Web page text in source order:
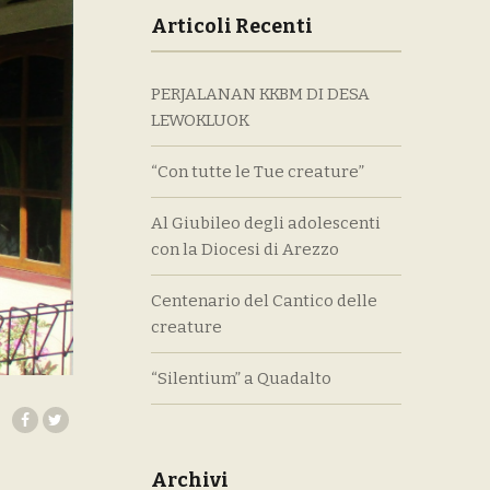
Articoli Recenti
PERJALANAN KKBM DI DESA
LEWOKLUOK
“Con tutte le Tue creature”
Al Giubileo degli adolescenti
con la Diocesi di Arezzo
Centenario del Cantico delle
creature
“Silentium” a Quadalto
Archivi